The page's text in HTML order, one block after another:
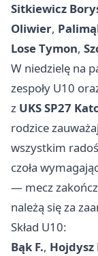
Sitkiewicz
Oliwier,
Lose Tymon,
W niedzielę na
zespoły U10
z UKS SP27
rodzice
wszystkim
czoła
— mecz
należą się za
Skład U10:
Bąk F., Hojdysz